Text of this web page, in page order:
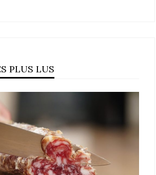
PLUS LUS